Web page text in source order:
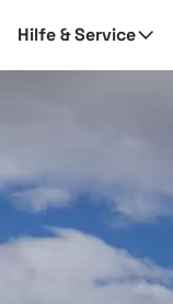
Hilfe & Service